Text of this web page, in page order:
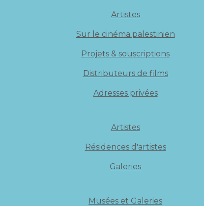
Artistes
Sur le cinéma palestinien
Projets & souscriptions
Distributeurs de films
Adresses privées
Artistes
Résidences d'artistes
Galeries
Musées et Galeries